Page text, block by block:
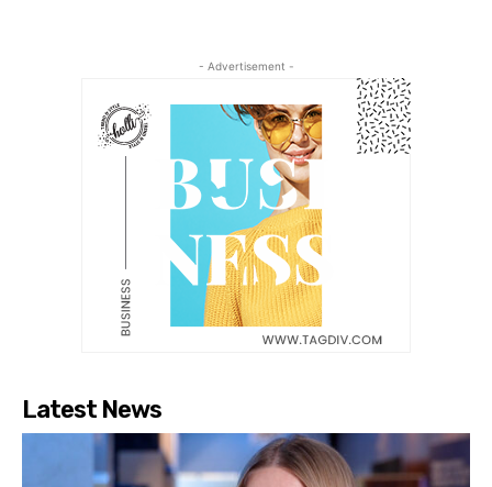
- Advertisement -
Latest News